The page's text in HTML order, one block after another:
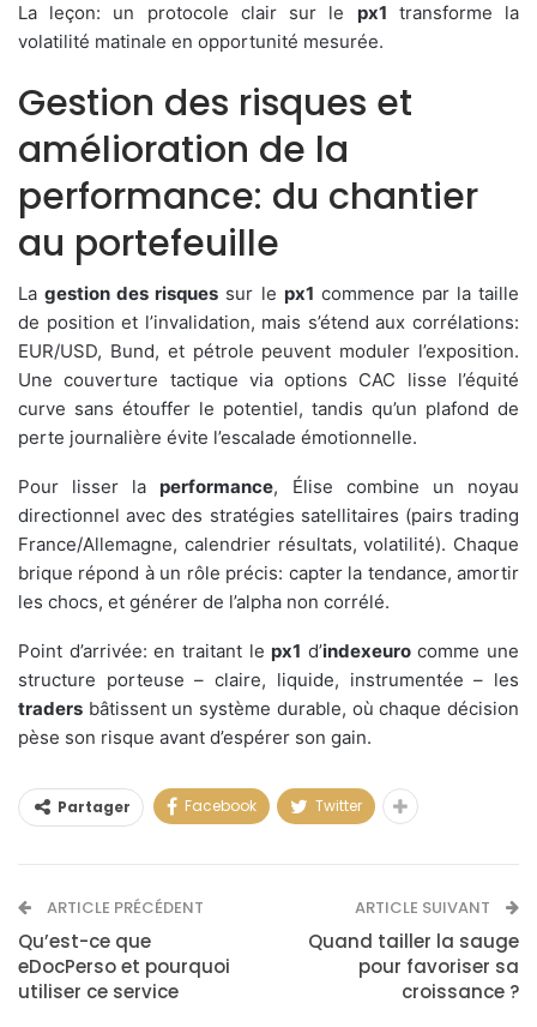
La leçon: un protocole clair sur le px1 transforme la
volatilité matinale en opportunité mesurée.
Gestion des risques et
amélioration de la
performance: du chantier
au portefeuille
Lagestion des risques sur le px1 commence par la taille
de position et l’invalidation, mais s’étend aux corrélations:
EUR/USD, Bund, et pétrole peuvent moduler l’exposition.
Une couverture tactique via options CAC lisse l’équité
curve sans étouffer le potentiel, tandis qu’un plafond de
perte journalière évite l’escalade émotionnelle.
Pour lisser la performance, Élise combine un noyau
directionnel avec des stratégies satellitaires (pairs trading
France/Allemagne, calendrier résultats, volatilité). Chaque
brique répond à un rôle précis: capter la tendance, amortir
les chocs, et générer de l’alpha non corrélé.
Point d’arrivée: en traitant le px1 d’indexeurocomme une
structure porteuse – claire, liquide, instrumentée – les
traders bâtissent un système durable, où chaque décision
pèse son risque avant d’espérer son gain.
Partager Facebook Twitter
ARTICLE PRÉCÉDENT
Qu’est-ce que
eDocPerso et pourquoi
utiliser ce service
ARTICLE SUIVANT
Quand tailler la sauge
pour favoriser sa
croissance ?